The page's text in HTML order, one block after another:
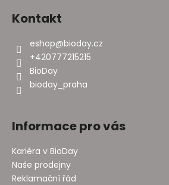
Kontakt
eshop@bioday.cz
+420777215215
BioDay
bioday_praha
Informace pro vás
Kariéra v BioDay
Naše prodejny
Reklamační řád